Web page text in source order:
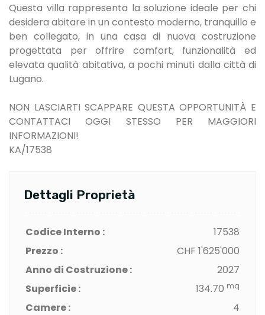
Questa villa rappresenta la soluzione ideale per chi
desidera abitare in un contesto moderno, tranquillo e
ben collegato, in una casa di nuova costruzione
progettata per offrire comfort, funzionalità ed
elevata qualità abitativa, a pochi minuti dalla città di
Lugano.
NON LASCIARTI SCAPPARE QUESTA OPPORTUNITÀ E
CONTATTACI OGGI STESSO PER MAGGIORI
INFORMAZIONI!
KA/17538
Dettagli Proprietà
Codice Interno :
17538
Prezzo :
CHF 1'625'000
Anno di Costruzione :
2027
Superficie :
134.70 mq
Camere :
4